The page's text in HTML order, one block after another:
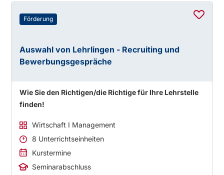
Förderung
Auswahl von Lehrlingen - Recruiting und
Bewerbungsgespräche
Wie Sie den Richtigen/die Richtige für Ihre Lehrstelle
finden!
Wirtschaft I Management
8 Unterrichtseinheiten
Kurstermine
Seminarabschluss